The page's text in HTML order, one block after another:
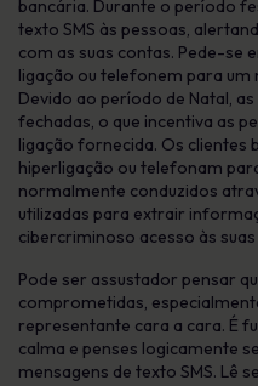
bancária. Durante o período
texto SMS às pessoas,
com as suas contas. Pede-se
ligação ou telefonem para
Devido ao período de Natal,
fechadas, o que incentiva as
ligação fornecida. Os clientes
hiperligação ou telefonam
normalmente conduzidos
utilizadas para extrair
cibercriminoso acesso às
Pode ser assustador pensar
comprometidas,
representante cara a cara. É
calma e penses logicamente
mensagens de texto SMS. Lê